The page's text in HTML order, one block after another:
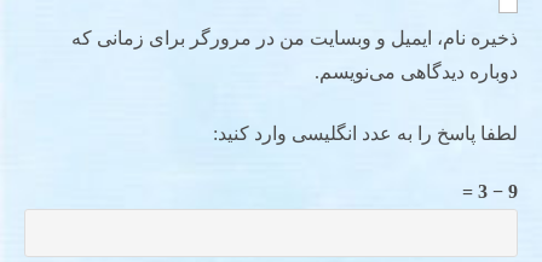
ذخیره نام، ایمیل و وبسایت من در مرورگر برای زمانی که
دوباره دیدگاهی می‌نویسم.
لطفا پاسخ را به عدد انگلیسی وارد کنید:
9 − 3 =